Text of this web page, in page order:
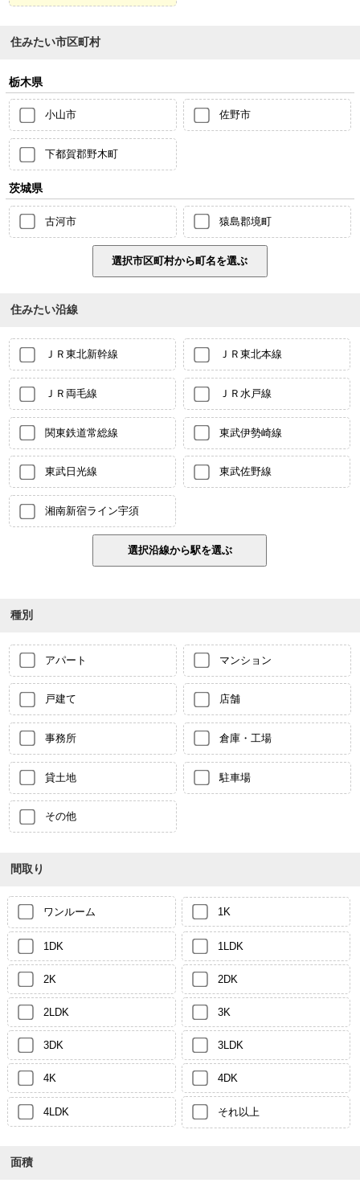
住みたい市区町村
栃木県
小山市 佐野市
下都賀郡野木町
茨城県
古河市 猿島郡境町
住みたい沿線
ＪＲ東北新幹線 ＪＲ東北本線
ＪＲ両毛線 ＪＲ水戸線
関東鉄道常総線 東武伊勢崎線
東武日光線 東武佐野線
湘南新宿ライン宇須
種別
アパート マンション
戸建て 店舗
事務所 倉庫・工場
貸土地 駐車場
その他
間取り
ワンルーム 1K
1DK 1LDK
2K 2DK
2LDK 3K
3DK 3LDK
4K 4DK
4LDK それ以上
面積